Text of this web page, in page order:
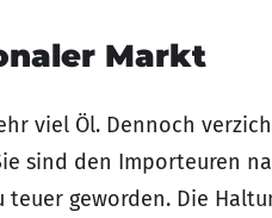
Markt
viel Öl. Dennoch
sind den Importeuren
geworden. Die